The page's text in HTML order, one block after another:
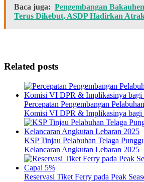
Baca juga: Pengembangan
Terus Dikebut, ASDP Hadirkan
Related posts
Percepatan Pengembangan
Komisi VI DPR & Implikasinya bagi
KSP Tinjau Pelabuhan Telaga
Kelancaran Angkutan Lebaran 2025
Reservasi Tiket Ferry pada Peak